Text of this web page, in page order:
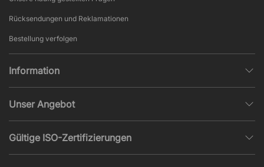
Rücksendungen und Reklamationen
Bestellung verfolgen
Information
AGB und Widerruf
Beliebte Seiten
Unser Angebot
Projekte, Angebote & Montage
Gültige ISO-Zertifizierungen